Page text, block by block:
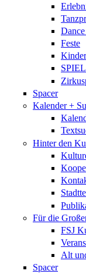
Feste
Spacer
Kalender +
Hinter den
Für die
FSJ
Alt
Spacer